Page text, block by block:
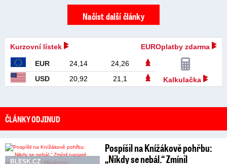
Načíst další články
Kurzovní lístek EUROplatby zdarma
EUR 24,14
24,26
USD
20,92 21,1 Kalkulačka
ČLÁNKY ODJINUD
BLESK.CZ
Pospíšil na Knížákově pohřbu:
„Nikdy se nebál.“ Zmínil